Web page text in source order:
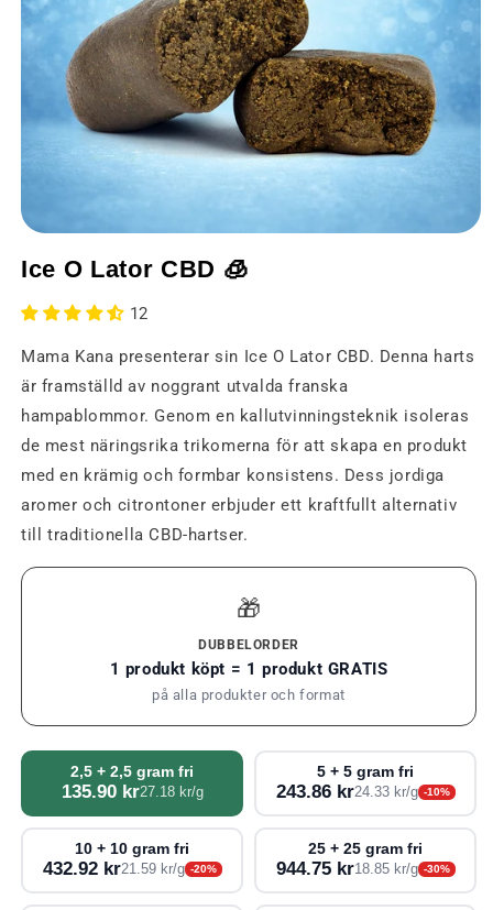
ett
modalt
Ice O Lator CBD 🧊
12
Mama Kana presenterar sin Ice O Lator CBD. Denna harts
är framställd av noggrant utvalda franska
hampablommor. Genom en kallutvinningsteknik isoleras
de mest näringsrika trikomerna för att skapa en produkt
med en krämig och formbar konsistens. Dess jordiga
aromer och citrontoner erbjuder ett kraftfullt alternativ
till traditionella CBD-hartser.
🎁
DUBBELORDER
1 produkt köpt = 1 produkt GRATIS
på alla produkter och format
2,5 + 2,5 gram fri
135.90 kr27.18 kr/g
5 + 5 gram fri
243.86 kr24.33 kr/g -10%
10 + 10 gram fri
432.92 kr21.59 kr/g -20%
25 + 25 gram fri
944.75 kr18.85 kr/g -30%